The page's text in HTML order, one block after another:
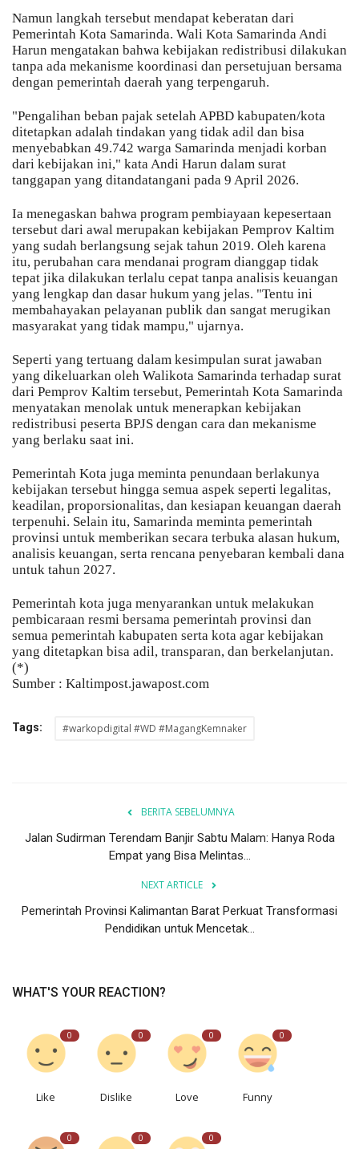
Namun langkah tersebut mendapat keberatan dari
Pemerintah Kota Samarinda. Wali Kota Samarinda Andi
Harun mengatakan bahwa kebijakan redistribusi dilakukan
tanpa ada mekanisme koordinasi dan persetujuan bersama
dengan pemerintah daerah yang terpengaruh.
"Pengalihan beban pajak setelah APBD kabupaten/kota
ditetapkan adalah tindakan yang tidak adil dan bisa
menyebabkan 49.742 warga Samarinda menjadi korban
dari kebijakan ini," kata Andi Harun dalam surat
tanggapan yang ditandatangani pada 9 April 2026.
Ia menegaskan bahwa program pembiayaan kepesertaan
tersebut dari awal merupakan kebijakan Pemprov Kaltim
yang sudah berlangsung sejak tahun 2019. Oleh karena
itu, perubahan cara mendanai program dianggap tidak
tepat jika dilakukan terlalu cepat tanpa analisis keuangan
yang lengkap dan dasar hukum yang jelas. "Tentu ini
membahayakan pelayanan publik dan sangat merugikan
masyarakat yang tidak mampu," ujarnya.
Seperti yang tertuang dalam kesimpulan surat jawaban
yang dikeluarkan oleh Walikota Samarinda terhadap surat
dari Pemprov Kaltim tersebut, Pemerintah Kota Samarinda
menyatakan menolak untuk menerapkan kebijakan
redistribusi peserta BPJS dengan cara dan mekanisme
yang berlaku saat ini.
Pemerintah Kota juga meminta penundaan berlakunya
kebijakan tersebut hingga semua aspek seperti legalitas,
keadilan, proporsionalitas, dan kesiapan keuangan daerah
terpenuhi. Selain itu, Samarinda meminta pemerintah
provinsi untuk memberikan secara terbuka alasan hukum,
analisis keuangan, serta rencana penyebaran kembali dana
untuk tahun 2027.
Pemerintah kota juga menyarankan untuk melakukan
pembicaraan resmi bersama pemerintah provinsi dan
semua pemerintah kabupaten serta kota agar kebijakan
yang ditetapkan bisa adil, transparan, dan berkelanjutan.
(*)
Sumber : Kaltimpost.jawapost.com
Tags: #warkopdigital #WD #MagangKemnaker
BERITA SEBELUMNYA
Jalan Sudirman Terendam Banjir Sabtu Malam: Hanya Roda
Empat yang Bisa Melintas...
NEXT ARTICLE
Pemerintah Provinsi Kalimantan Barat Perkuat Transformasi
Pendidikan untuk Mencetak...
WHAT'S YOUR REACTION?
0
Like
0
Dislike
0
Love
0
Funny
0 0 0